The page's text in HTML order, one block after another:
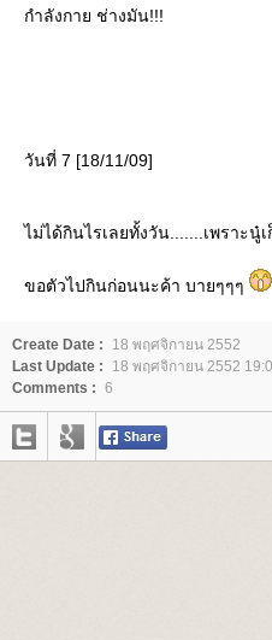
กำลังกาย ช่างมัน!!!
วันที่ 7 [18/11/09]
ไม่ได้กินไรเลยทั้งวัน.......เพราะนู๋
ขอตัวไปกินก่อนนะค้า บายๆๆๆ
Create Date :
18 พฤศจิกายน 2552
Last Update :
18 พฤศจิกายน 2552
Comments : 6